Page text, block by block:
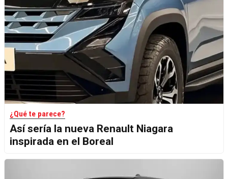
¿Qué te parece?
Así sería la nueva Renault Niagara
inspirada en el Boreal